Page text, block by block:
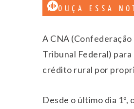
OUÇA ESSA
A CNA (Confederação
Tribunal Federal) para
crédito rural por
Desde o último dia